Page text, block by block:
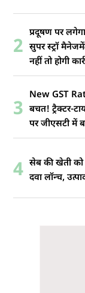
2
प्रदूषण पर
सुपर स्ट्रॉ
नहीं तो होगी
3
New GST
बचत! ट्रैक्टर-
पर जीएसटी में
4 सेब की खेती को
दवा लॉन्च,